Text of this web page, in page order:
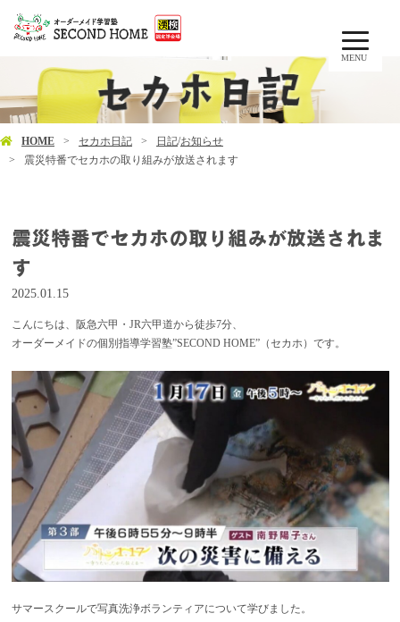
MENU
HOME セカホ日記 日記/お知らせ
震災特番でセカホの取り組みが放送されます
震災特番でセカホの取り組みが放送されま
す
2025.01.15
こんにちは、阪急六甲・JR六甲道から徒歩7分、
オーダーメイドの個別指導学習塾”SECOND HOME”（セカホ）です。
サマースクールで写真洗浄ボランティアについて学びました。